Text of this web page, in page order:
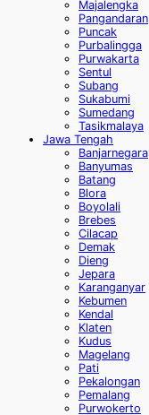
Majalengka
Pangandaran
Puncak
Purbalingga
Purwakarta
Sentul
Subang
Sukabumi
Sumedang
Tasikmalaya
Jawa Tengah
Banjarnegara
Banyumas
Batang
Blora
Boyolali
Brebes
Cilacap
Demak
Dieng
Jepara
Karanganyar
Kebumen
Kendal
Klaten
Kudus
Magelang
Pati
Pekalongan
Pemalang
Purwokerto